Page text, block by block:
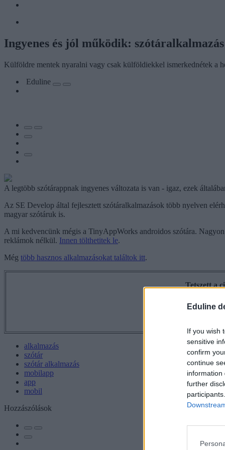
Eduline
If you wish
sensitive
confirm
continue
information
further
Ingyenes és jól működik:
Külföldre mentek nyaralni vagy csak külföldiekkel ismerkednétek a
Eduline
A legtöbb szótárappnak ingyenes változata is van - igaz, ezek
Az SE Develop által fejlesztett szótáralkalmazások több nyelven
magyar szótáruk is.
A mi kedvencünk mégis a TinyAppWorks androidos szótára.
reklámok nélkül. Innen tölthetitek le.
Még több hasznos alkalmazásokat találtok itt.
Tetszett a
alkalmazás
szótár
szótár alkalmazás
mobilapp
app
mobil
Hozzászólások